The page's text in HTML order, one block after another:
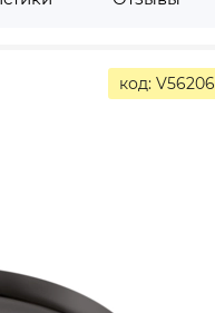
код: V56206